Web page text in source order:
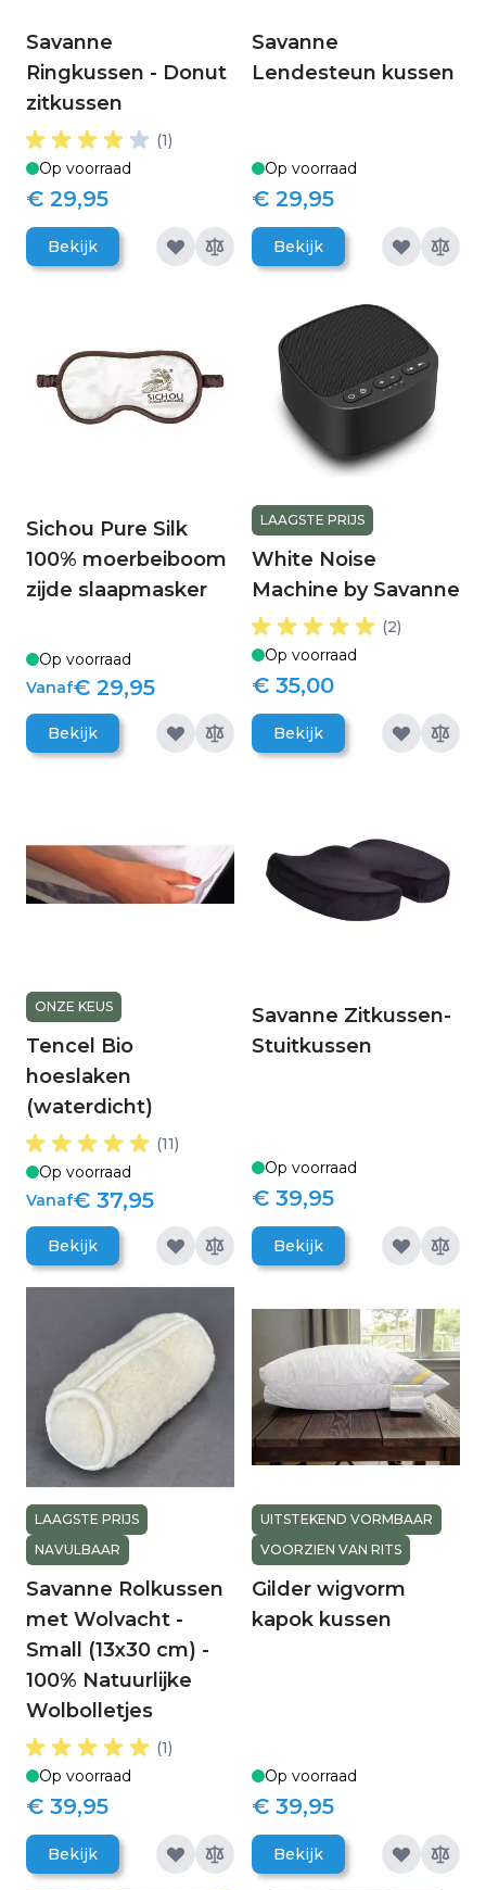
Savanne
Ringkussen - Donut
zitkussen
(1)
Op voorraad
€ 29,95
Bekijk
Savanne
Lendesteun kussen
Op voorraad
€ 29,95
Bekijk
Sichou Pure Silk
100% moerbeiboom
zijde slaapmasker
Op voorraad
Vanaf€ 29,95
Bekijk
LAAGSTE PRIJS
White Noise
Machine by Savanne
(2)
Op voorraad
€ 35,00
Bekijk
ONZE KEUS
Tencel Bio
hoeslaken
(waterdicht)
(11)
Op voorraad
Vanaf€ 37,95
Bekijk
Savanne Zitkussen-
Stuitkussen
Op voorraad
€ 39,95
Bekijk
LAAGSTE PRIJS
NAVULBAAR
Savanne Rolkussen
met Wolvacht -
Small (13x30 cm) -
100% Natuurlijke
Wolbolletjes
(1)
Op voorraad
€ 39,95
Bekijk
UITSTEKEND VORMBAAR
VOORZIEN VAN RITS
Gilder wigvorm
kapok kussen
Op voorraad
€ 39,95
Bekijk